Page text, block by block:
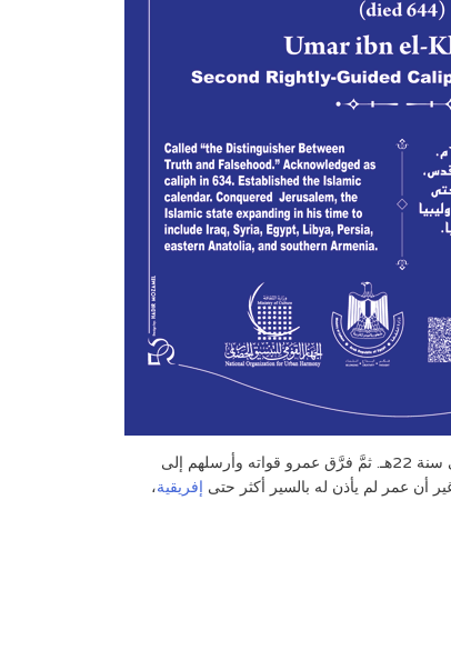
الأمر “عقبة بن نافع” ليستطلع الأوضاع ويعطيه تقريراً عن المنطقة، ثم فتح برقة بسهولة وسرعة، وصالح أهلها على جزية يدفعونها له، وكان ذلك في سنة 22هـ. ثمَّ فرَّق عمرو قواته وأرسلهم إلى
أن عمر لم يأذن له بالسير أكثر حتى إفريقية،